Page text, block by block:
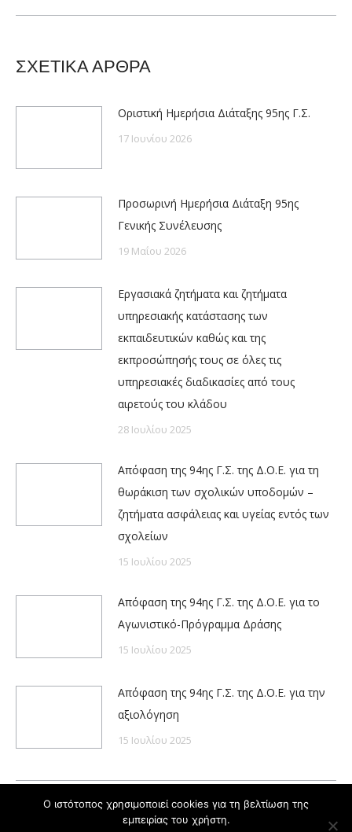
ΣΧΕΤΙΚΑ ΑΡΘΡΑ
Οριστική Ημερήσια Διάταξης 95ης Γ.Σ.
17 Ιουνίου 2026
Προσωρινή Ημερήσια Διάταξη 95ης
Γενικής Συνέλευσης
19 Μαΐου 2026
Εργασιακά ζητήματα και ζητήματα
υπηρεσιακής κατάστασης των
εκπαιδευτικών καθώς και της
εκπροσώπησής τους σε όλες τις
υπηρεσιακές διαδικασίες από τους
αιρετούς του κλάδου
28 Ιουλίου 2025
Απόφαση της 94ης Γ.Σ. της Δ.Ο.Ε. για τη
θωράκιση των σχολικών υποδομών –
ζητήματα ασφάλειας και υγείας εντός των
σχολείων
15 Ιουλίου 2025
Απόφαση της 94ης Γ.Σ. της Δ.Ο.Ε. για το
Αγωνιστικό-Πρόγραμμα Δράσης
15 Ιουλίου 2025
Απόφαση της 94ης Γ.Σ. της Δ.Ο.Ε. για την
αξιολόγηση
15 Ιουλίου 2025
Ο ιστότοπος χρησιμοποιεί cookies για τη βελτίωση της
εμπειρίας του χρήστη.